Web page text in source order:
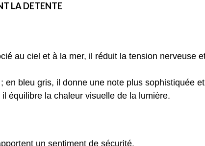
LA DETENTE
au ciel et à la mer, il réduit la tension nerveuse
bleu gris, il donne une note plus sophistiquée
équilibre la chaleur visuelle de la lumière.
un sentiment de sécurité.